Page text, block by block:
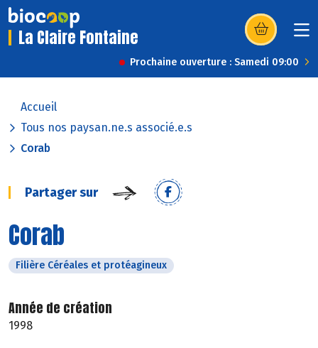
La Claire Fontaine (s’ouvre dans
Prochaine ouverture : Samedi 09:00
Accueil
Tous nos paysan.ne.s associé.e.s
Corab
Partager sur
Corab
Filière Céréales et protéagineux
Année de création
1998